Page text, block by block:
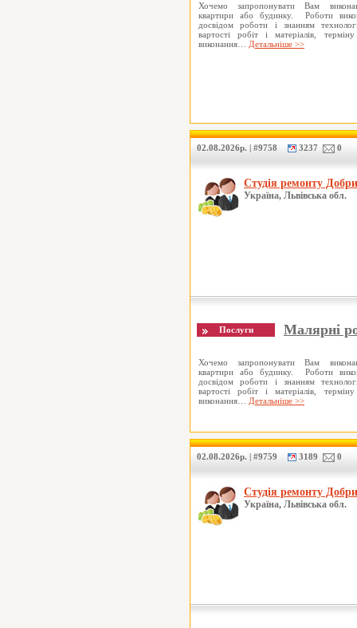
Хочемо запропонувати Вам
квартири або будинку. Роботи
досвідом роботи і знанням
вартості робіт і матеріалів,
виконання… Детальніше >>
02.08.2026р. | #9758 3237 0
Студія ремонту
Україна, Львівська обл.
Малярні
Хочемо запропонувати Вам
квартири або будинку. Роботи
досвідом роботи і знанням
вартості робіт і матеріалів,
виконання… Детальніше >>
02.08.2026р. | #9759 3189 0
Студія ремонту
Україна, Львівська обл.